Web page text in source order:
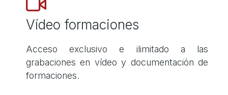
Vídeo formaciones
Acceso exclusivo e ilimitado a las
grabaciones en vídeo y documentación de
formaciones.